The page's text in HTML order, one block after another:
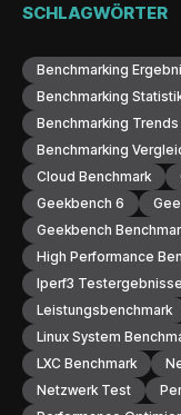
SCHLAGWÖRTER
Benchmarking
Benchmarking
Benchmarking
Benchmarking
Cloud Benchmark
Geekbench 6
Geekbench
High Performance
Iperf3 Testergebnisse
Leistungsbenchmark
Linux System
LXC Benchmark
Netzwerk Test